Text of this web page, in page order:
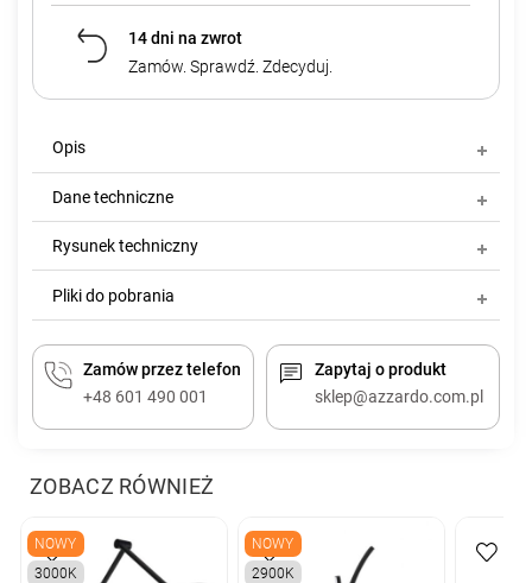
14 dni na zwrot
Zamów. Sprawdź. Zdecyduj.
Opis
Dane techniczne
Rysunek techniczny
Pliki do pobrania
Zamów przez telefon
+48 601 490 001
Zapytaj o produkt
sklep@azzardo.com.pl
ZOBACZ RÓWNIEŻ
NOWY
3000K
NOWY
2900K